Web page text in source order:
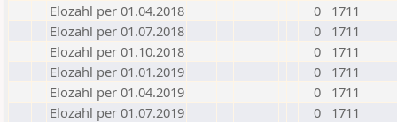
Elozahl per 01.04.2018
0
1711
Elozahl per 01.07.2018
0
1711
Elozahl per 01.10.2018
0
1711
Elozahl per 01.01.2019
0
1711
Elozahl per 01.04.2019
0
1711
Elozahl per 01.07.2019
0
1711